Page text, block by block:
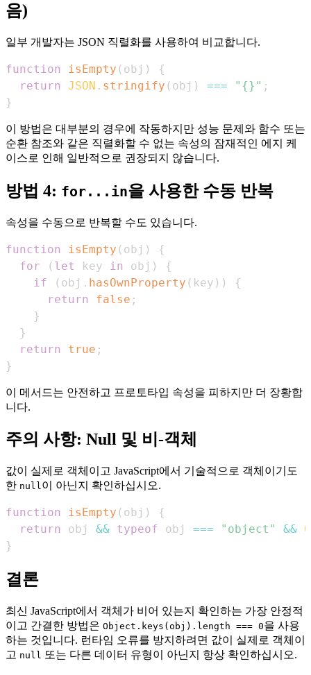
음)
일부 개발자는 JSON 직렬화를 사용하여 비교합니다.
function isEmpty ( obj )
{
return
JSON . stringify ( obj ) === "{}" ;
}
이 방법은 대부분의 경우에 작동하지만 성능 문제와 함수 또는
순환 참조와 같은 직렬화할 수 없는 속성의 잠재적인 에지 케
이스로 인해 일반적으로 권장되지 않습니다.
방법 4: for...in을 사용한 수동 반복
속성을 수동으로 반복할 수도 있습니다.
function isEmpty ( obj )
{
for
( let key in obj )
{
if
( obj . hasOwnProperty ( key ) )
{
return
false ;
}
}
return
true ;
}
이 메서드는 안전하고 프로토타입 속성을 피하지만 더 장황합
니다.
주의 사항: Null 및 비-객체
값이 실제로 객체이고 JavaScript에서 기술적으로 객체이기도
한 null이 아닌지 확인하십시오.
function isEmpty ( obj )
{
return
obj && typeof obj === "object" &&
}
결론
최신 JavaScript에서 객체가 비어 있는지 확인하는 가장 안정적
이고 간결한 방법은 Object.keys(obj).length === 0을 사용
하는 것입니다. 런타임 오류를 방지하려면 값이 실제로 객체이
고 null 또는 다른 데이터 유형이 아닌지 항상 확인하십시오.